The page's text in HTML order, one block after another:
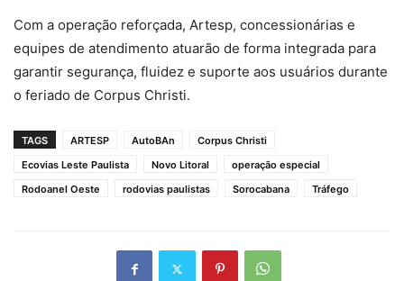
Com a operação reforçada, Artesp, concessionárias e
equipes de atendimento atuarão de forma integrada para
garantir segurança, fluidez e suporte aos usuários durante
o feriado de Corpus Christi.
TAGS ARTESP AutoBAn
Corpus Christi
Ecovias Leste Paulista
Novo Litoral
operação especial
Rodoanel Oeste
rodovias paulistas Sorocabana Tráfego